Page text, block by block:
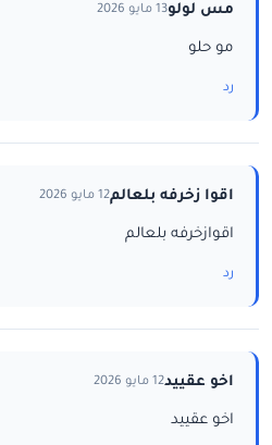
مس لولو13 مايو 2026
مو حلو
رد
اقوا زخرفه بلعالم12 مايو 2026
اقوازخرفه بلعالم
رد
اخو عقييد12 مايو 2026
اخو عقييد